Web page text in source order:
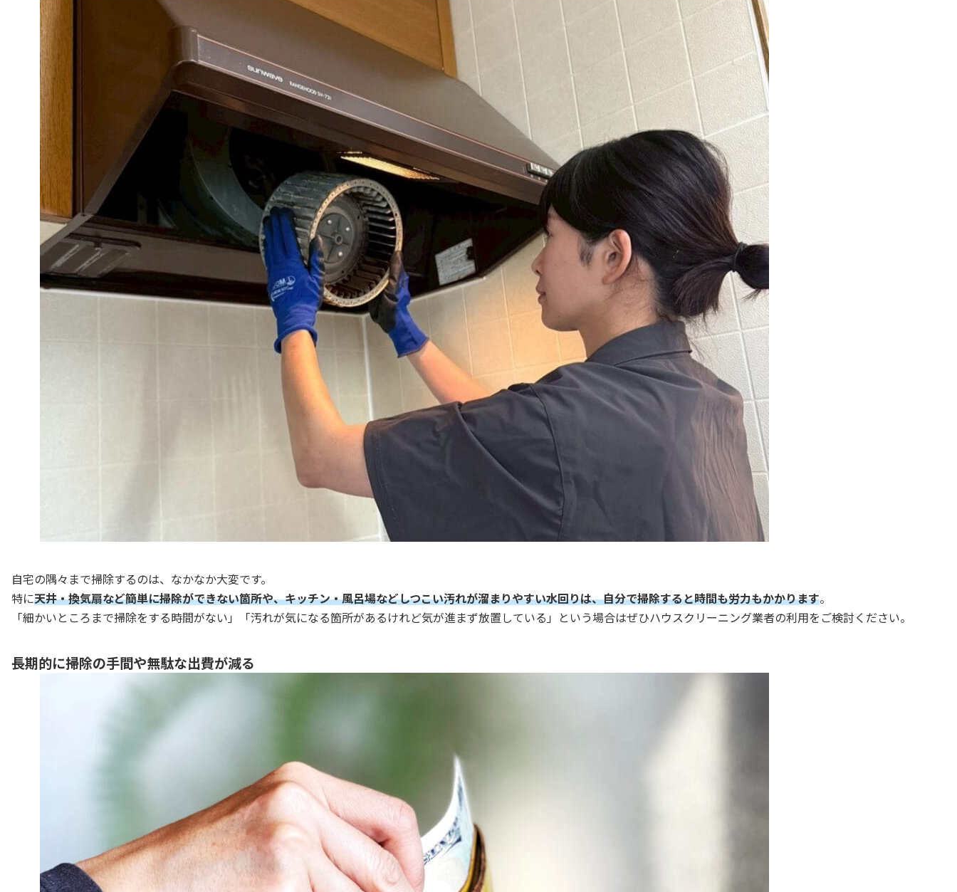
自宅の隅々まで掃除するのは、なかなか大変です。
特に天井・換気扇など簡単に掃除ができない箇所や、キッチン・風呂場などしつこい汚れが溜まりやすい水回りは、自分で掃除すると時間も労力もかかります。
「細かいところまで掃除をする時間がない」「汚れが気になる箇所があるけれど気が進まず放置している」という場合はぜひハウスクリーニング業者の利用をご検討ください。
長期的に掃除の手間や無駄な出費が減る